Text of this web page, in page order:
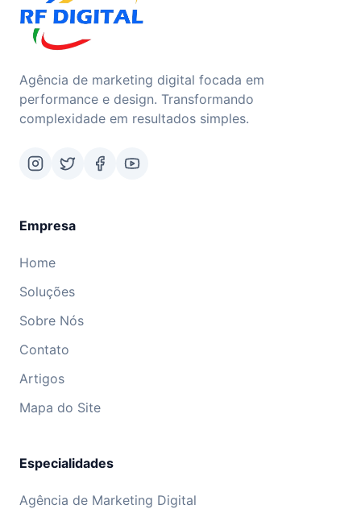
Agência de marketing digital focada em
performance e design. Transformando
complexidade em resultados simples.
Empresa
Home
Soluções
Sobre Nós
Contato
Artigos
Mapa do Site
Especialidades
Agência de Marketing Digital